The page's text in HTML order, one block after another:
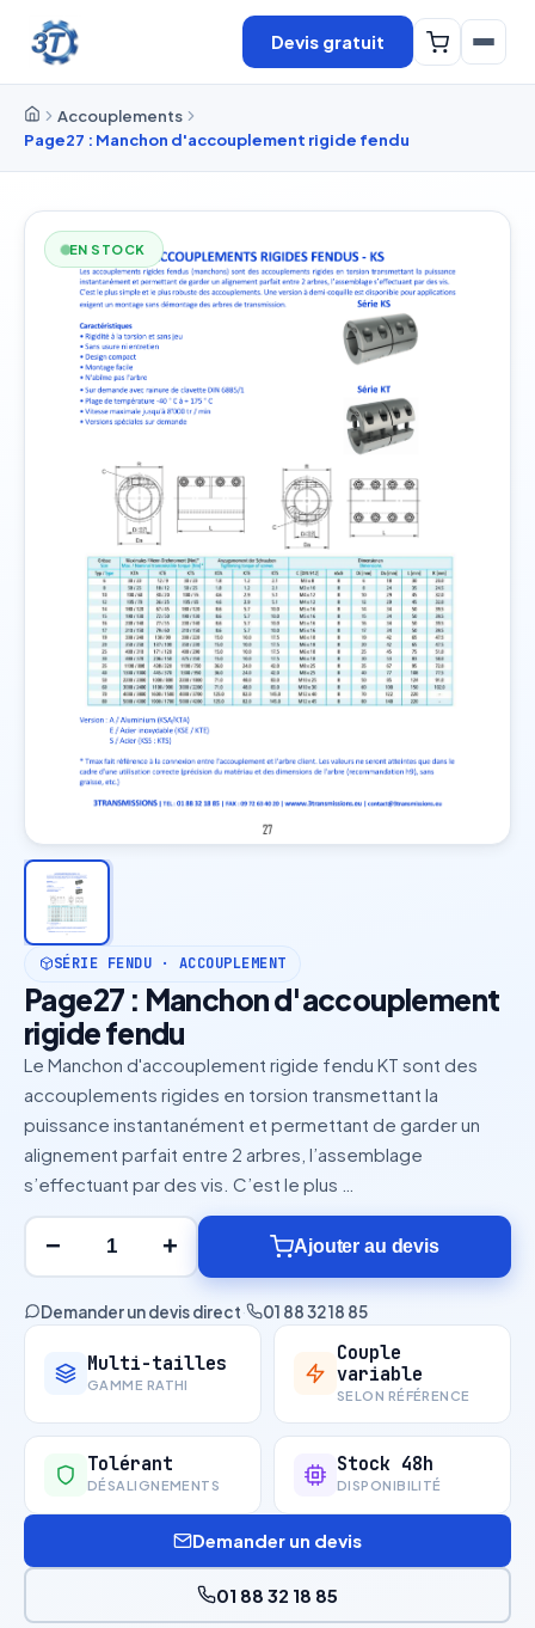
Devis gratuit
Accouplements
Page27 : Manchon d'accouplement rigide fendu
EN STOCK
SÉRIE FENDU · ACCOUPLEMENT
Page27 : Manchon d'accouplement
rigide fendu
Le Manchon d'accouplement rigide fendu KT sont des
accouplements rigides en torsion transmettant la
puissance instantanément et permettant de garder un
alignement parfait entre 2 arbres, l’assemblage
s’effectuant par des vis. C’est le plus …
− + Ajouter au devis
Demander un devis direct· 01 88 32 18 85
Multi-tailles
GAMME RATHI
Couple
variable
SELON RÉFÉRENCE
Tolérant
DÉSALIGNEMENTS
Stock 48h
DISPONIBILITÉ
Demander un devis
01 88 32 18 85